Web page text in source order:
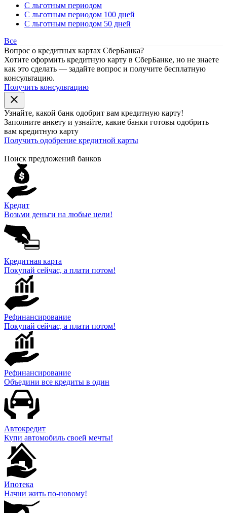
С льготным периодом
С льготным периодом 100 дней
С льготным периодом 50 дней
Все
Вопрос о кредитных картах СберБанка?
Хотите оформить кредитную карту в СберБанке, но не знаете
как это сделать — задайте вопрос и получите бесплатную
консультацию.
Получить консультацию
close
Узнайте, какой банк одобрит вам кредитную карту!
Заполните анкету и узнайте, какие банки готовы одобрить
вам кредитную карту
Получить одобрение кредитной карты
Поиск предложений банков
Кредит
Возьми деньги на любые цели!
Кредитная карта
Покупай сейчас, а плати потом!
Рефинансирование
Покупай сейчас, а плати потом!
Рефинансирование
Объедини все кредиты в один
Автокредит
Купи автомобиль своей мечты!
Ипотека
Начни жить по-новому!